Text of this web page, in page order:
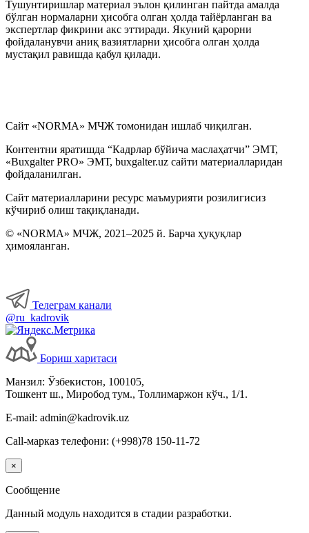
Тушунтиришлар материал эълон қилинган пайтда амалда
бўлган нормаларни ҳисобга олган ҳолда тайёрланган ва
экспертлар фикрини акс эттиради. Якуний қарорни
фойдаланувчи аниқ вазиятларни ҳисобга олган ҳолда
мустақил равишда қабул қилади.
Сайт «NORMA» МЧЖ томонидан ишлаб чиқилган.
Контентни яратишда “Кадрлар бўйича маслаҳатчи” ЭМТ,
«Buxgalter PRO» ЭМТ, buxgalter.uz сайти материалларидан
фойдаланилган.
Сайт материалларини ресурс маъмурияти розилигисиз
кўчириб олиш тақиқланади.
© «NORMA» МЧЖ, 2021–2025 й. Барча ҳуқуқлар
ҳимояланган.
Телеграм канали
@ru_kadrovik
Бориш харитаси
Манзил: Ўзбекистон, 100105,
Тошкент ш., Миробод тум., Толлимаржон кўч., 1/1.
E-mail: admin@kadrovik.uz
Call-марказ телефони: (+998)78 150-11-72
×
Сообщение
Данный модуль находится в стадии разработки.